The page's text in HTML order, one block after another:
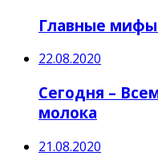
Главные мифы
22.08.2020
Сегодня –
молока
21.08.2020